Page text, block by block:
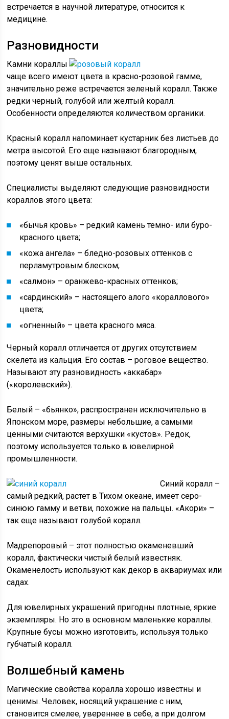
встречается в научной литературе, относится к
медицине.
Разновидности
Камни кораллы
чаще всего имеют цвета в красно-розовой гамме,
значительно реже встречается зеленый коралл. Также
редки черный, голубой или желтый коралл.
Особенности определяются количеством органики.
Красный коралл напоминает кустарник без листьев до
метра высотой. Его еще называют благородным,
поэтому ценят выше остальных.
Специалисты выделяют следующие разновидности
кораллов этого цвета:
«бычья кровь» – редкий камень темно- или буро-
красного цвета;
«кожа ангела» – бледно-розовых оттенков с
перламутровым блеском;
«салмон» – оранжево-красных оттенков;
«сардинский» – настоящего алого «кораллового»
цвета;
«огненный» – цвета красного мяса.
Черный коралл отличается от других отсутствием
скелета из кальция. Его состав – роговое вещество.
Называют эту разновидность «аккабар»
(«королевский»).
Белый – «бьянко», распространен исключительно в
Японском море, размеры небольшие, а самыми
ценными считаются верхушки «кустов». Редок,
поэтому используется только в ювелирной
промышленности.
Синий коралл –
самый редкий, растет в Тихом океане, имеет серо-
синюю гамму и ветви, похожие на пальцы. «Акори» –
так еще называют голубой коралл.
Мадрепоровый – этот полностью окаменевший
коралл, фактически чистый белый известняк.
Окаменелость используют как декор в аквариумах или
садах.
Для ювелирных украшений пригодны плотные, яркие
экземпляры. Но это в основном маленькие кораллы.
Крупные бусы можно изготовить, используя только
губчатый коралл.
Волшебный камень
Магические свойства коралла хорошо известны и
ценимы. Человек, носящий украшение с ним,
становится смелее, увереннее в себе, а при долгом